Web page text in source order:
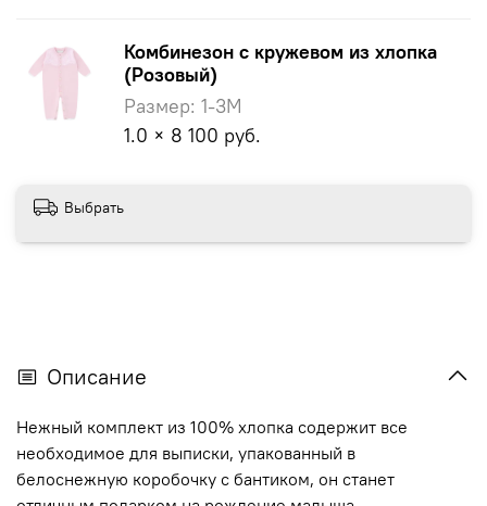
Комбинезон с кружевом из хлопка
(Розовый)
Размер: 1-3M
1.0 × 8 100 руб.
Выбрать
Описание
Нежный комплект из 100% хлопка содержит все
необходимое для выписки, упакованный в
белоснежную коробочку с бантиком, он станет